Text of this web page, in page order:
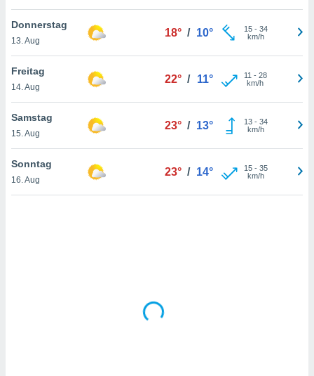
Rand
Donnerstag
13. Aug
18° / 10° 15- 34
km/h
Freitag
14. Aug
22° / 11° 11 - 28
km/h
Samstag
15. Aug
23° / 13° 13- 34
km/h
Sonntag
16. Aug
23° / 14° 15- 35
km/h